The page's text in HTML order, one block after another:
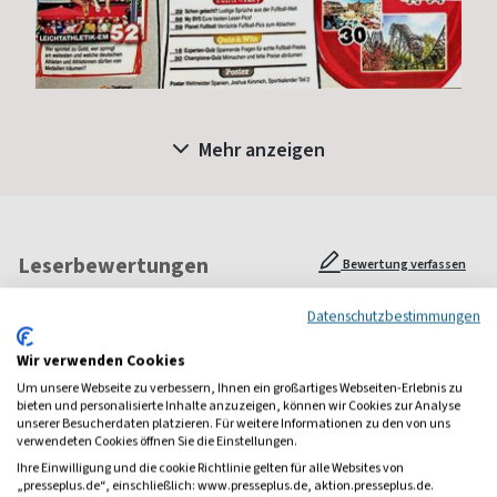
Mehr anzeigen
Leserbewertungen Bewertung verfassen
Gast
gut für unseren Nachwuchs - dann kommt der Kicker dran
Alle Leserbewertungen anzeigen
Datenschutzbestimmungen
Wir verwenden Cookies
Um unsere Webseite zu verbessern, Ihnen ein großartiges Webseiten-Erlebnis zu
bieten und personalisierte Inhalte anzuzeigen, können wir Cookies zur Analyse
unserer Besucherdaten platzieren. Für weitere Informationen zu den von uns
verwendeten Cookies öffnen Sie die Einstellungen.
Ihre Einwilligung und die cookie Richtlinie gelten für alle Websites von
„presseplus.de“, einschließlich: www.presseplus.de, aktion.presseplus.de.